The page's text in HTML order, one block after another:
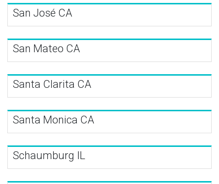
San José CA
San Mateo CA
Santa Clarita CA
Santa Monica CA
Schaumburg IL